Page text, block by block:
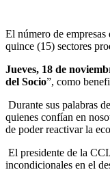
El número de
quince (15) sectores
Jueves, 18 de
del Socio”, como
Durante sus palabras
quienes confían en
de poder reactivar la
El presidente de la
incondicionales en el